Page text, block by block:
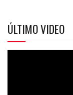
ÚLTIMO VIDEO